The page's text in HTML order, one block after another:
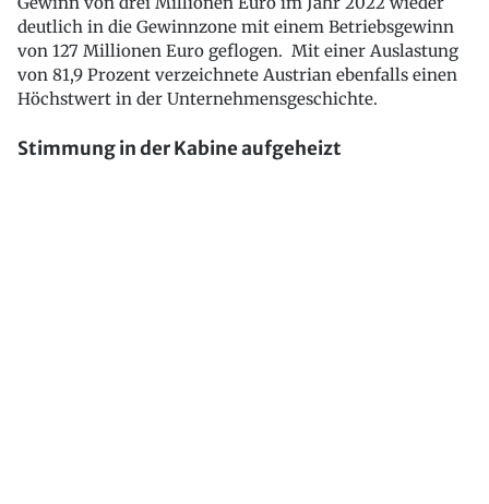
deutlich in die Gewinnzone mit einem Betriebsgewinn
von 127 Millionen Euro geflogen. Mit einer Auslastung
von 81,9 Prozent verzeichnete Austrian ebenfalls einen
Höchstwert in der Unternehmensgeschichte.
Stimmung in der Kabine aufgeheizt